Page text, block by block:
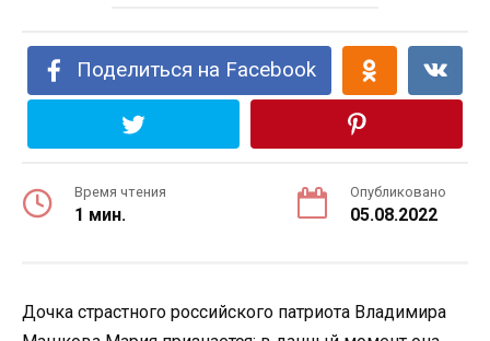
Поделиться на Facebook
Время чтения
1 мин.
Опубликовано
05.08.2022
Дочка страстного российского патриота Владимира